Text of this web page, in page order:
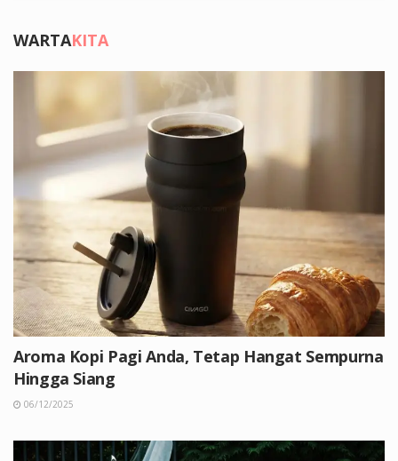
WARTAKITA
Aroma Kopi Pagi Anda, Tetap Hangat Sempurna
Hingga Siang
06/12/2025